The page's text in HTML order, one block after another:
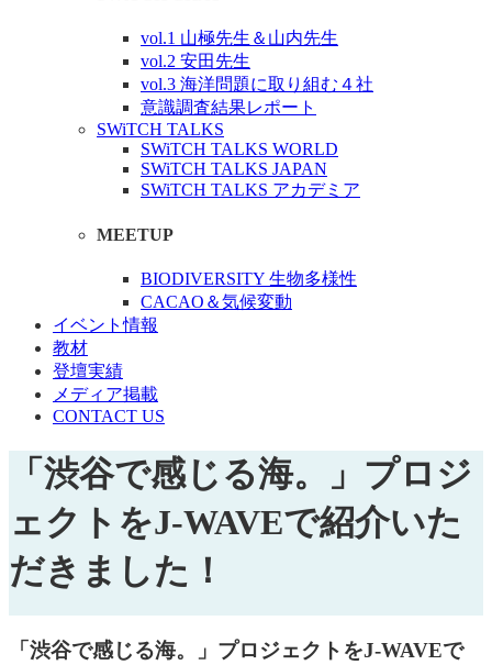
vol.1 山極先生＆山内先生
vol.2 安田先生
vol.3 海洋問題に取り組む４社
意識調査結果レポート
SWiTCH TALKS
SWiTCH TALKS WORLD
SWiTCH TALKS JAPAN
SWiTCH TALKS アカデミア
MEETUP
BIODIVERSITY 生物多様性
CACAO＆気候変動
イベント情報
教材
登壇実績
メディア掲載
CONTACT US
「渋谷で感じる海。」プロジ
ェクトをJ-WAVEで紹介いた
だきました！
「渋谷で感じる海。」プロジェクトをJ-WAVEで